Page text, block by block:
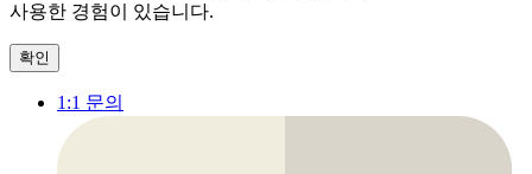
사용한 경험이 있습니다.
확인
1:1 문의